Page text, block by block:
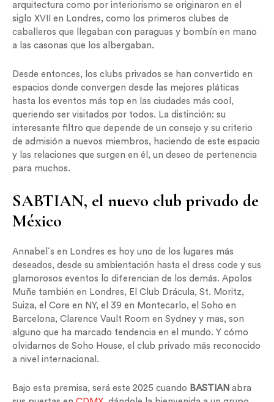
arquitectura como por interiorismo se originaron en el
siglo XVII en Londres, como los primeros clubes de
caballeros que llegaban con paraguas y bombín en mano
a las casonas que los albergaban.
Desde entonces, los clubs privados se han convertido en
espacios donde convergen desde las mejores pláticas
hasta los eventos más top en las ciudades más cool,
queriendo ser visitados por todos. La distinción: su
interesante filtro que depende de un consejo y su criterio
de admisión a nuevos miembros, haciendo de este espacio
y las relaciones que surgen en él, un deseo de pertenencia
para muchos.
SABTIAN, el nuevo club privado de
México
Annabel´s en Londres es hoy uno de los lugares más
deseados, desde su ambientación hasta el dress code y sus
glamorosos eventos lo diferencian de los demás. Apolos
Muñe también en Londres, El Club Drácula, St. Moritz,
Suiza, el Core en NY, el 39 en Montecarlo, el Soho en
Barcelona, Clarence Vault Room en Sydney y mas, son
alguno que ha marcado tendencia en el mundo. Y cómo
olvidarnos de Soho House, el club privado más reconocido
a nivel internacional.
Bajo esta premisa, será este 2025 cuando BASTIAN abra